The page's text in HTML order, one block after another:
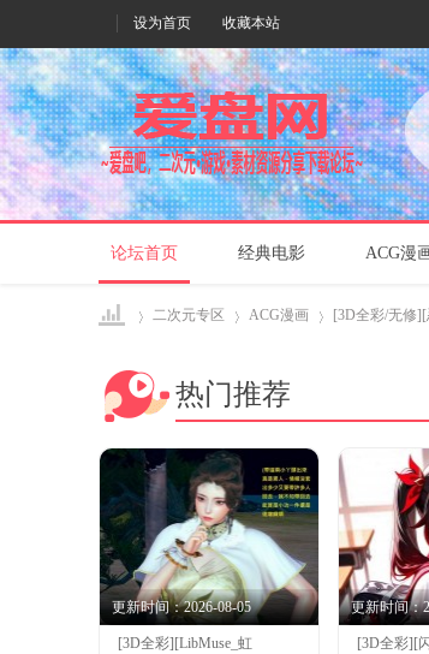
设为首页 收藏本站
论坛首页 经典电影 ACG漫
爱盘›
二次元专区
›
ACG漫画
›
[3D全彩/无修
热门推荐
更新时间：2026-08-05
[3D全彩][LibMuse_虹
更新时间：
[3D全彩][